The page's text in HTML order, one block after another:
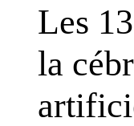
Les
la